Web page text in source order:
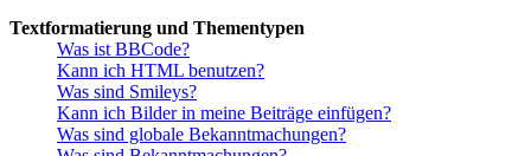
Textformatierung und Thementypen
Was ist BBCode?
Kann ich HTML benutzen?
Was sind Smileys?
Kann ich Bilder in meine Beiträge einfügen?
Was sind globale Bekanntmachungen?